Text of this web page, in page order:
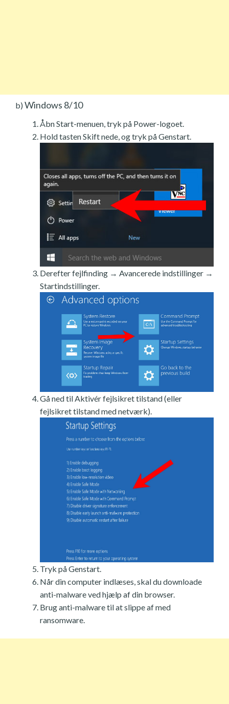
b) Windows 8/10
Åbn Start-menuen, tryk på Power-logoet.
Hold tasten Skift nede, og tryk på Genstart.
Derefter fejlfinding → Avancerede indstillinger →
Startindstillinger.
Gå ned til Aktivér fejlsikret tilstand (eller
fejlsikret tilstand med netværk).
Tryk på Genstart.
Når din computer indlæses, skal du downloade
anti-malware ved hjælp af din browser.
Brug anti-malware til at slippe af med
ransomware.